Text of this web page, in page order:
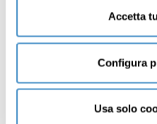
saranno attivati i soli
funzionamento del sito.
Accetta
Configura
Usa solo
Identificazione e
delle Performance